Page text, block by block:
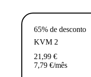
65% de desconto
KVM 2
21,99 €
7,79 €/mês